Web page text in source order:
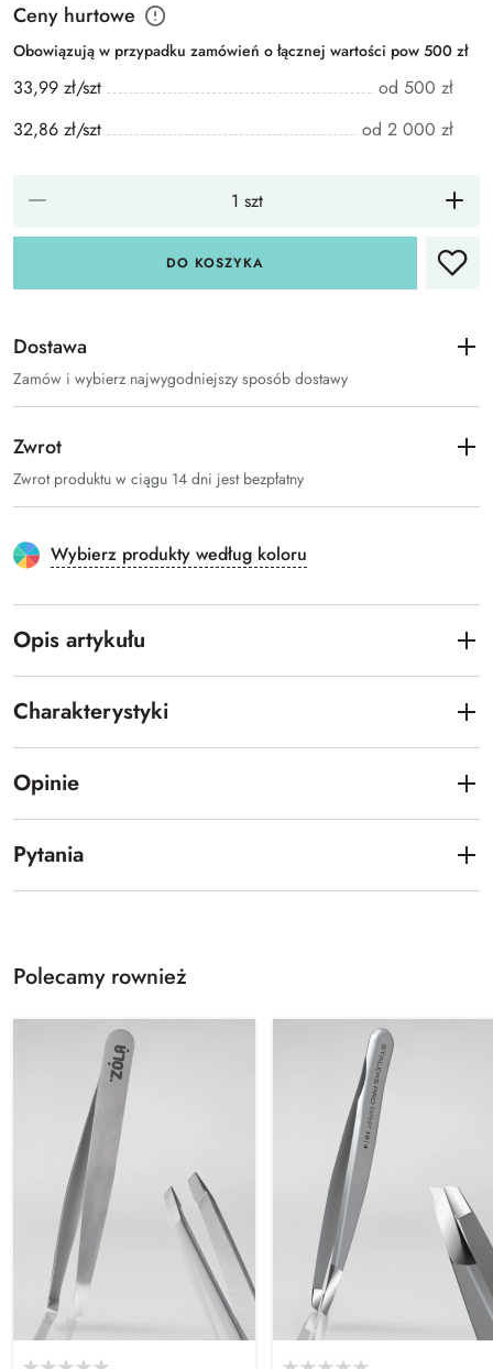
Ceny hurtowe
Obowiązują w przypadku zamówień o łącznej wartości pow 500 zł
33,99 zł/szt
od 500 zł
32,86 zł/szt
od 2 000 zł
DO KOSZYKA
Dostawa
Zamów i wybierz najwygodniejszy sposób dostawy
Zwrot
Zwrot produktu w ciągu 14 dni jest bezpłatny
Wybierz produkty według koloru
Opis artykułu
Charakterystyki
Opinie
Pytania
Polecamy rownież